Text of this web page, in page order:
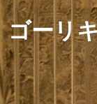
ゴーリ